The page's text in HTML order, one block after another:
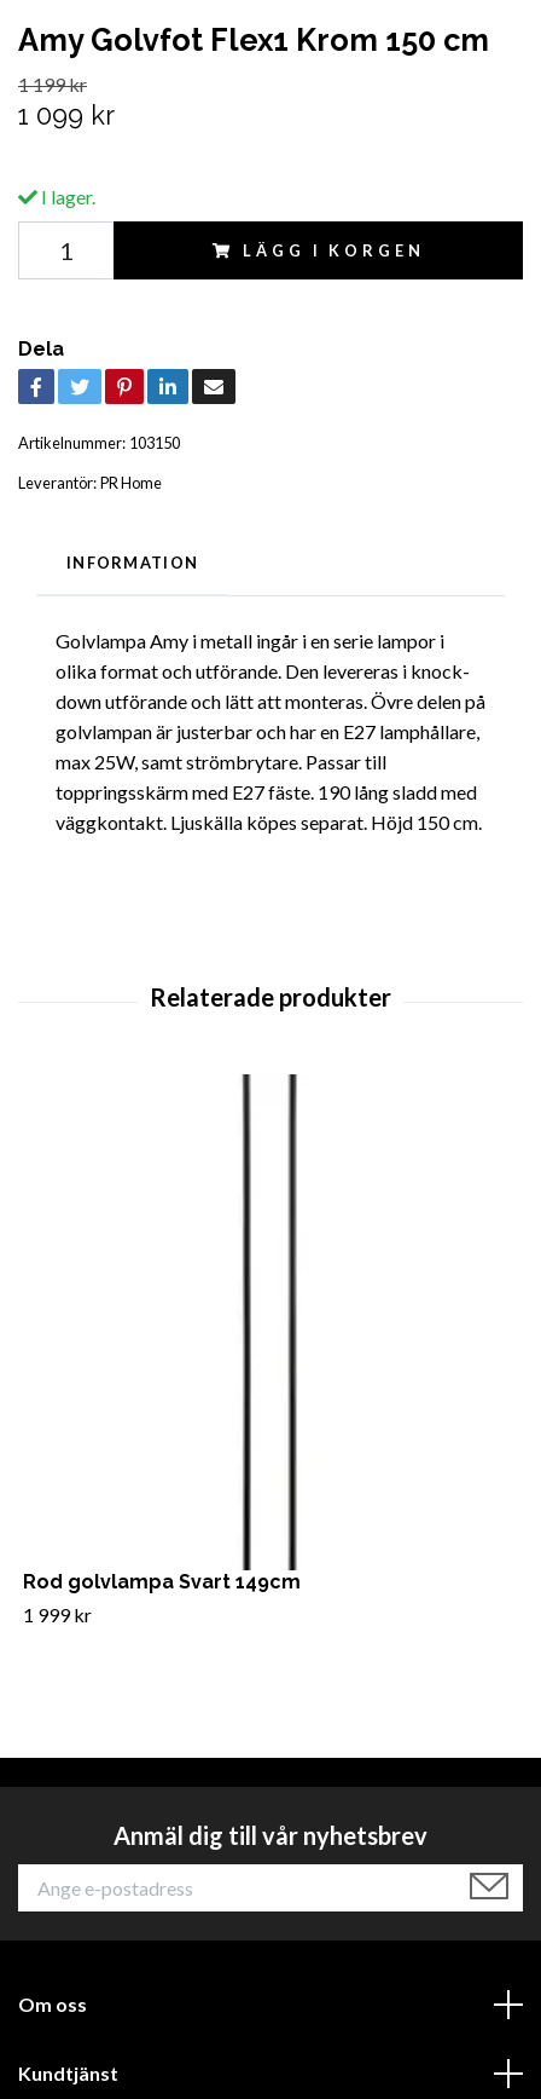
Amy Golvfot Flex1 Krom 150 cm
1 199 kr
1 099 kr
I lager.
LÄGG I KORGEN
Dela
Artikelnummer: 103150
Leverantör:PR Home
INFORMATION
Golvlampa Amy i metall ingår i en serie lampor i
olika format och utförande. Den levereras i knock-
down utförande och lätt att monteras. Övre delen på
golvlampan är justerbar och har en E27 lamphållare,
max 25W, samt strömbrytare. Passar till
toppringsskärm med E27 fäste. 190 lång sladd med
väggkontakt. Ljuskälla köpes separat. Höjd 150 cm.
Rod golvlampa Svart 149cm
1 999 kr
Anmäl dig till vår nyhetsbrev
Om oss
Kundtjänst